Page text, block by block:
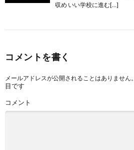
収め いい学校に進む[…]
コメントを書く
メールアドレスが公開されることはありません。
目です
コメント